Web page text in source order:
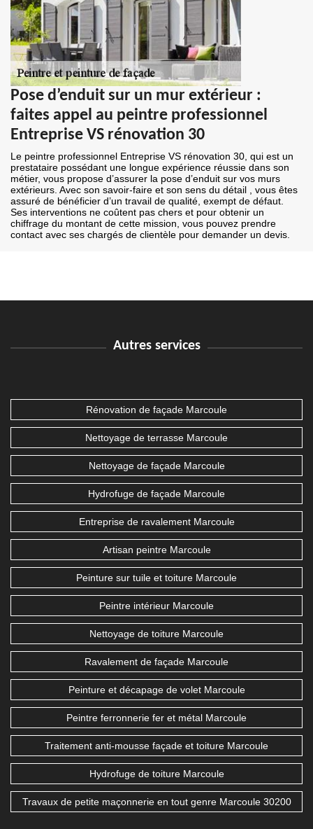
Pose d’enduit sur un mur extérieur :
faites appel au peintre professionnel
Entreprise VS rénovation 30
Le peintre professionnel Entreprise VS rénovation 30, qui est un
prestataire possédant une longue expérience réussie dans son
métier, vous propose d’assurer la pose d’enduit sur vos murs
extérieurs. Avec son savoir-faire et son sens du détail , vous êtes
assuré de bénéficier d’un travail de qualité, exempt de défaut.
Ses interventions ne coûtent pas chers et pour obtenir un
chiffrage du montant de cette mission, vous pouvez prendre
contact avec ses chargés de clientèle pour demander un devis.
Autres services
Rénovation de façade Marcoule
Nettoyage de terrasse Marcoule
Nettoyage de façade Marcoule
Hydrofuge de façade Marcoule
Entreprise de ravalement Marcoule
Artisan peintre Marcoule
Peinture sur tuile et toiture Marcoule
Peintre intérieur Marcoule
Nettoyage de toiture Marcoule
Ravalement de façade Marcoule
Peinture et décapage de volet Marcoule
Peintre ferronnerie fer et métal Marcoule
Traitement anti-mousse façade et toiture Marcoule
Hydrofuge de toiture Marcoule
Travaux de petite maçonnerie en tout genre Marcoule 30200